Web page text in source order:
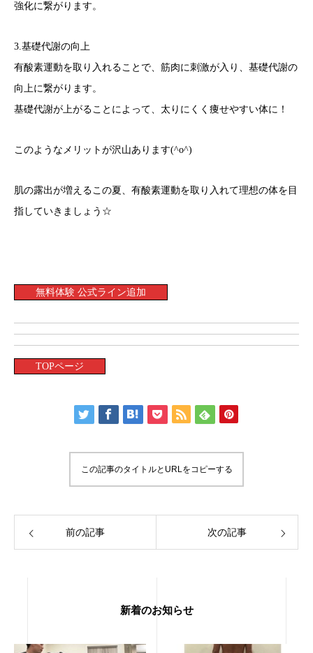
強化に繋がります。
3.基礎代謝の向上
有酸素運動を取り入れることで、筋肉に刺激が入り、基礎代謝の
向上に繋がります。
基礎代謝が上がることによって、太りにくく痩せやすい体に！
このようなメリットが沢山あります(^o^)
肌の露出が増えるこの夏、有酸素運動を取り入れて理想の体を目
指していきましょう☆
無料体験 公式ライン追加
TOPページ
この記事のタイトルとURLをコピーする
前の記事 次の記事
新着のお知らせ